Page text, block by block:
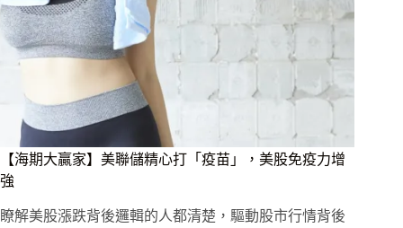
【海期大贏家】美聯儲精心打「疫苗」，美股免疫力增
強
瞭解美股漲跌背後邏輯的人都清楚，驅動股市行情背後